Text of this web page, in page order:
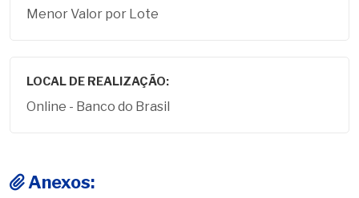
Menor Valor por Lote
LOCAL DE REALIZAÇÃO:
Online - Banco do Brasil
Anexos: